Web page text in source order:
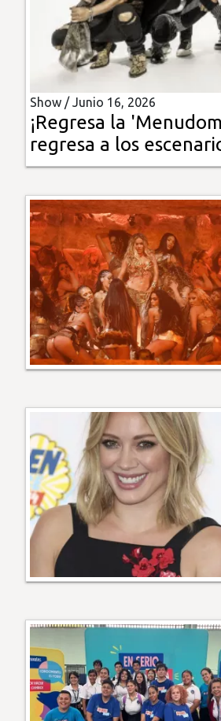
Insólitas
Multimedia
Impreso
Show /Junio 16, 2026
¡Regresa la
regresa a los